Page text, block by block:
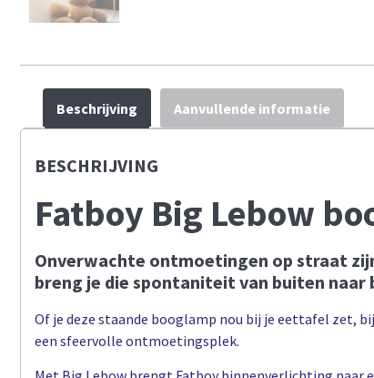
Beschrijving Aanvullende informatie
BESCHRIJVING
Fatboy Big Lebow
Onverwachte ontmoetingen op straat
breng je die spontaniteit van buiten naar
Of je deze staande booglamp nou bij je eettafel zet,
een sfeervolle ontmoetingsplek.